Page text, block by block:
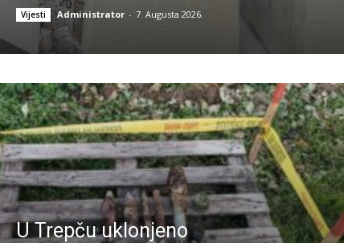
Vijesti Administrator - 7. Augusta 2026.
U Trepču uklonjeno